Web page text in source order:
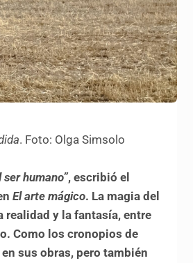
. Foto: Olga Simsolo
humano”, escribió el
El arte mágico. La magia del
realidad y la fantasía, entre
Como los cronopios de
sus obras, pero también